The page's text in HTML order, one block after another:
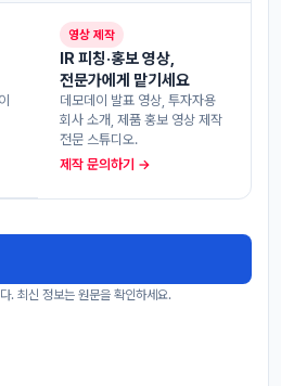
영상 제작
IR 피칭·홍보 영상,
전문가에게 맡기세요
데모데이 발표 영상, 투자자용
회사 소개, 제품 홍보 영상 제작
전문 스튜디오.
제작 문의하기 →
. 최신 정보는 원문을 확인하세요.